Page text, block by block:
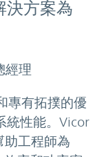
決方案為
經理
專有拓撲的優
統性能。Vicor
助工程師為